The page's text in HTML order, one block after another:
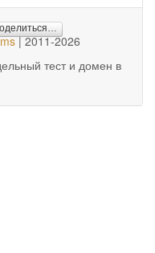
| 2011-2026
тест и домен в